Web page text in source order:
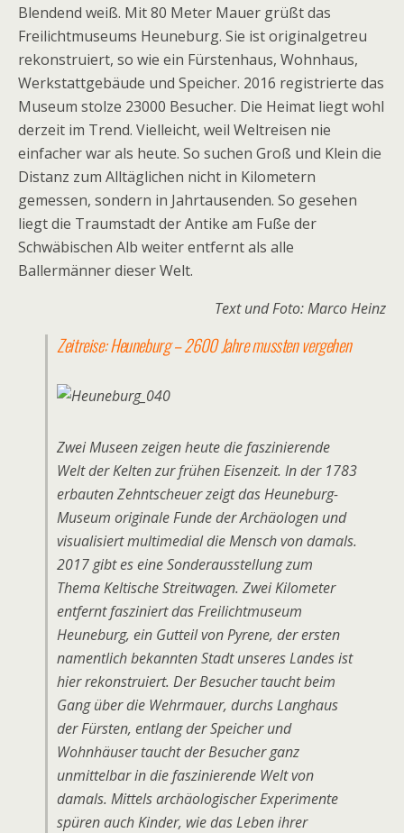
Blendend weiß. Mit 80 Meter Mauer grüßt das
Freilichtmuseums Heuneburg. Sie ist originalgetreu
rekonstruiert, so wie ein Fürstenhaus, Wohnhaus,
Werkstattgebäude und Speicher. 2016 registrierte das
Museum stolze 23000 Besucher. Die Heimat liegt wohl
derzeit im Trend. Vielleicht, weil Weltreisen nie
einfacher war als heute. So suchen Groß und Klein die
Distanz zum Alltäglichen nicht in Kilometern
gemessen, sondern in Jahrtausenden. So gesehen
liegt die Traumstadt der Antike am Fuße der
Schwäbischen Alb weiter entfernt als alle
Ballermänner dieser Welt.
Text und Foto: Marco Heinz
Zeitreise: Heuneburg – 2600 Jahre mussten vergehen
Zwei Museen zeigen heute die faszinierende
Welt der Kelten zur frühen Eisenzeit. In der 1783
erbauten Zehntscheuer zeigt das Heuneburg-
Museum originale Funde der Archäologen und
visualisiert multimedial die Mensch von damals.
2017 gibt es eine Sonderausstellung zum
Thema Keltische Streitwagen. Zwei Kilometer
entfernt fasziniert das Freilichtmuseum
Heuneburg, ein Gutteil von Pyrene, der ersten
namentlich bekannten Stadt unseres Landes ist
hier rekonstruiert. Der Besucher taucht beim
Gang über die Wehrmauer, durchs Langhaus
der Fürsten, entlang der Speicher und
Wohnhäuser taucht der Besucher ganz
unmittelbar in die faszinierende Welt von
damals. Mittels archäologischer Experimente
spüren auch Kinder, wie das Leben ihrer